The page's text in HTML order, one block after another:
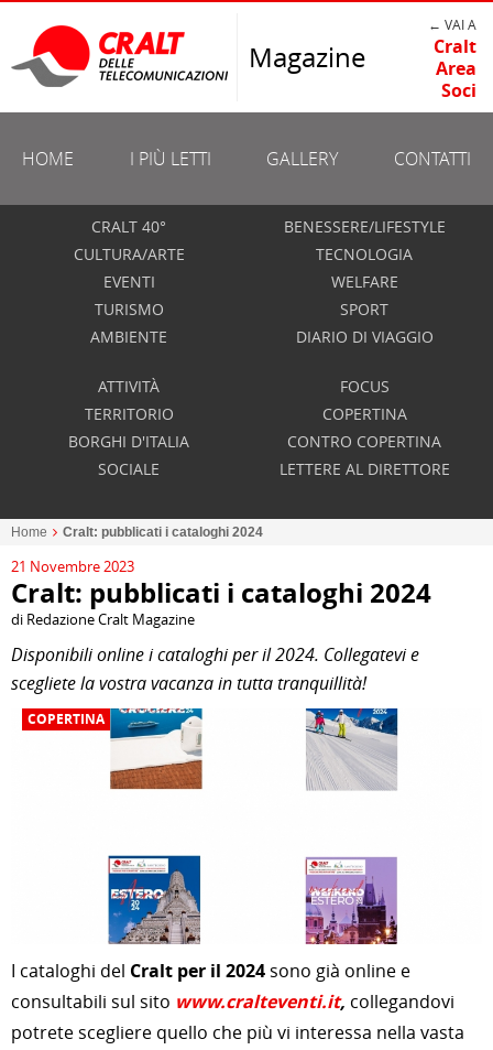
Magazine
← VAI A
Cralt
Area
Soci
HOME I PIÙ LETTI GALLERY CONTATTI
CRALT 40°
CULTURA/ARTE
EVENTI
TURISMO
AMBIENTE
BENESSERE/LIFESTYLE
TECNOLOGIA
WELFARE
SPORT
DIARIO DI VIAGGIO
ATTIVITÀ
TERRITORIO
BORGHI D'ITALIA
SOCIALE
FOCUS
COPERTINA
CONTRO COPERTINA
LETTERE AL DIRETTORE
Home Cralt: pubblicati i cataloghi 2024
21 Novembre 2023
Cralt: pubblicati i cataloghi 2024
di Redazione Cralt Magazine
Disponibili online i cataloghi per il 2024. Collegatevi e
scegliete la vostra vacanza in tutta tranquillità!
COPERTINA
I cataloghi del Cralt per il 2024sono già online e
consultabili sul sito www.cralteventi.it, collegandovi
potrete scegliere quello che più vi interessa nella vasta